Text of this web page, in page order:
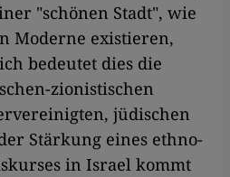
"schönen Stadt", wie
Moderne existieren,
bedeutet dies die
zionistischen
jüdischen
Stärkung eines ethno-
in Israel kommt